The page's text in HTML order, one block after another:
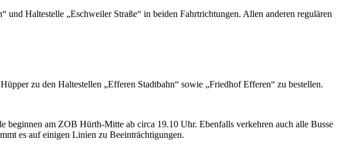
Haltestelle „Eschweiler Straße“ in beiden Fahrtrichtungen. Allen anderen regulären
zu den Haltestellen „Efferen Stadtbahn“ sowie „Friedhof Efferen“ zu bestellen.
beginnen am ZOB Hürth-Mitte ab circa 19.10 Uhr. Ebenfalls verkehren auch alle Busse
es auf einigen Linien zu Beeinträchtigungen.